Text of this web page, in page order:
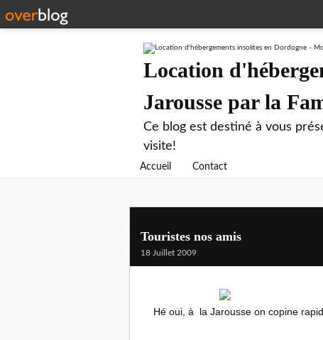
Location
Jarousse par la
Ce blog est destiné à vous
visite!
Accueil Contact
Touristes nos amis
18 Juillet 2009
Hé oui, à la Jarousse on copine